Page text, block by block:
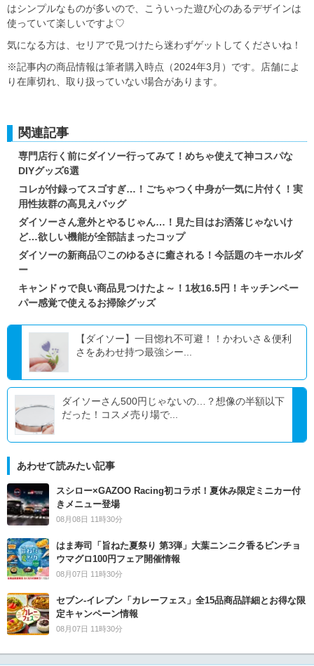
はシンプルなものが多いので、こういった遊び心のあるデザインは
使っていて楽しいですよ♡
気になる方は、セリアで見つけたら迷わずゲットしてくださいね！
※記事内の商品情報は筆者購入時点（2024年3月）です。店舗によ
り在庫切れ、取り扱っていない場合があります。
関連記事
専門店行く前にダイソー行ってみて！めちゃ使えて神コスパな
DIYグッズ6選
コレが付録ってスゴすぎ…！ごちゃつく中身が一気に片付く！実
用性抜群の高見えバッグ
ダイソーさん意外とやるじゃん…！見た目はお洒落じゃないけ
ど…欲しい機能が全部詰まったコップ
ダイソーの新商品♡このゆるさに癒される！今話題のキーホルダ
ー
キャンドゥで良い商品見つけたよ～！1枚16.5円！キッチンペー
パー感覚で使えるお掃除グッズ
【ダイソー】一目惚れ不可避！！かわいさ＆便利
さをあわせ持つ最強シー...
ダイソーさん500円じゃないの…？想像の半額以下
だった！コスメ売り場で...
あわせて読みたい記事
スシロー×GAZOO Racing初コラボ！夏休み限定ミニカー付
きメニュー登場
08月08日 11時30分
はま寿司「旨ねた夏祭り 第3弾」大葉ニンニク香るビンチョ
ウマグロ100円フェア開催情報
08月07日 11時30分
セブン‐イレブン「カレーフェス」全15品商品詳細とお得な限
定キャンペーン情報
08月07日 11時30分